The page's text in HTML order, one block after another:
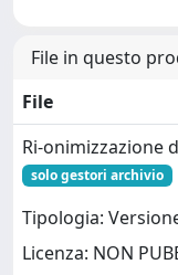
File in questo
File
Ri-onimizzazione
solo gestori archivio
Tipologia:
Licenza: NON